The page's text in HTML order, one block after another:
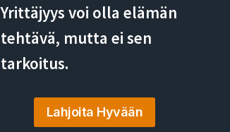
Yrittäjyys voi olla elämän
tehtävä, mutta ei sen
tarkoitus.
Lahjoita Hyvään